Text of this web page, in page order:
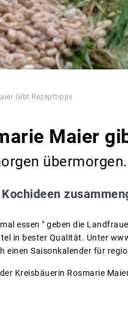
Gibt Rezepttipps
Maier
essen " geben die
in bester Qualität. Unter
einen Saisonkalender für
Kreisbäuerin Rosmarie